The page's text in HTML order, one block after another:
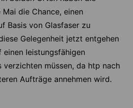
die Chance, einen
Basis von Glasfaser zu
Gelegenheit jetzt entgehen
leistungsfähigen
verzichten müssen, da htp nach
Aufträge annehmen wird.